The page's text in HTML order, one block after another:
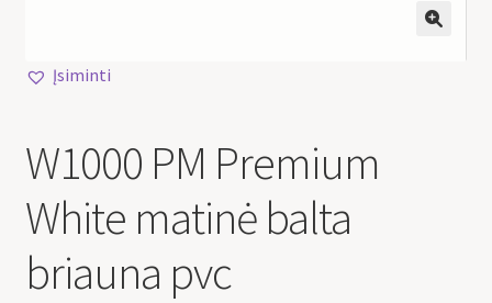
Įsiminti
W1000 PM Premium
White matinė balta
briauna pvc